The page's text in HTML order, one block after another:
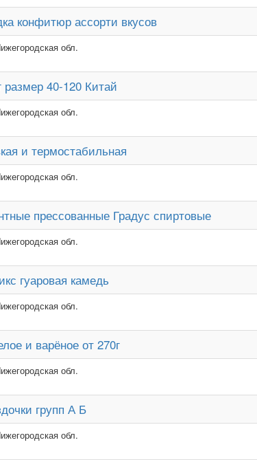
конфитюр ассорти вкусов
обл.
размер 40-120 Китай
обл.
и термостабильная
обл.
прессованные Градус спиртовые
обл.
гуаровая камедь
обл.
и варёное от 270г
обл.
групп А Б
обл.